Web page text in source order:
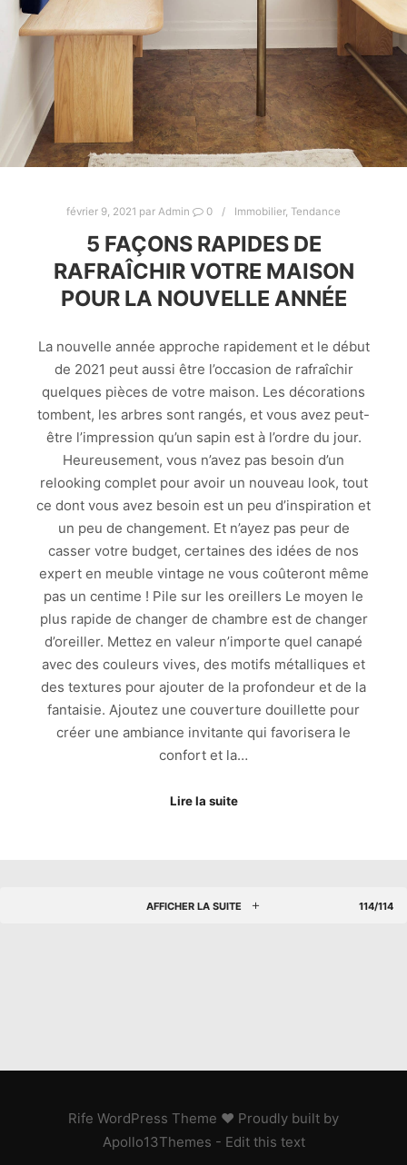
février 9, 2021 par Admin 0 Immobilier, Tendance
5 FAÇONS RAPIDES DE
RAFRAÎCHIR VOTRE MAISON
POUR LA NOUVELLE ANNÉE
La nouvelle année approche rapidement et le début
de 2021 peut aussi être l’occasion de rafraîchir
quelques pièces de votre maison. Les décorations
tombent, les arbres sont rangés, et vous avez peut-
être l’impression qu’un sapin est à l’ordre du jour.
Heureusement, vous n’avez pas besoin d’un
relooking complet pour avoir un nouveau look, tout
ce dont vous avez besoin est un peu d’inspiration et
un peu de changement. Et n’ayez pas peur de
casser votre budget, certaines des idées de nos
expert en meuble vintage ne vous coûteront même
pas un centime ! Pile sur les oreillers Le moyen le
plus rapide de changer de chambre est de changer
d’oreiller. Mettez en valeur n’importe quel canapé
avec des couleurs vives, des motifs métalliques et
des textures pour ajouter de la profondeur et de la
fantaisie. Ajoutez une couverture douillette pour
créer une ambiance invitante qui favorisera le
confort et la…
Lire la suite
AFFICHER LA SUITE 114/114
Rife WordPress Theme ♥ Proudly built by
Apollo13Themes - Edit this text